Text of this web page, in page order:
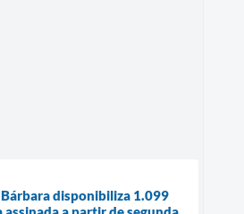
disponibiliza 1.099